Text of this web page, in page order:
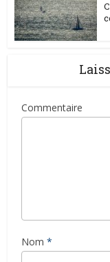
Commentaire
Nom *